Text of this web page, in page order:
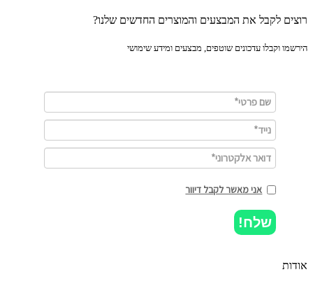
לקבל את המבצעים והמוצרים החדשים שלנו?
וקבלו עדכונים שוטפים, מבצעים ומידע שימושי
אני מאשר לקבל דיוור
שלח!